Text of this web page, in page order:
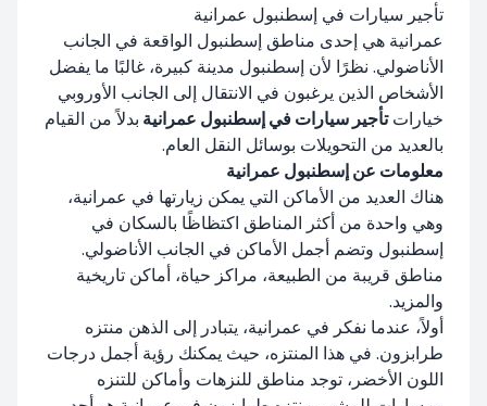
تأجير سيارات في إسطنبول عمرانية
عمرانية هي إحدى مناطق إسطنبول الواقعة في الجانب
الأناضولي. نظرًا لأن إسطنبول مدينة كبيرة، غالبًا ما يفضل
الأشخاص الذين يرغبون في الانتقال إلى الجانب الأوروبي
خياراتتأجير سيارات في إسطنبول عمرانية بدلاً من القيام
بالعديد من التحويلات بوسائل النقل العام.
معلومات عن إسطنبول عمرانية
هناك العديد من الأماكن التي يمكن زيارتها في عمرانية،
وهي واحدة من أكثر المناطق اكتظاظًا بالسكان في
إسطنبول وتضم أجمل الأماكن في الجانب الأناضولي.
مناطق قريبة من الطبيعة، مراكز حياة، أماكن تاريخية
والمزيد.
أولاً، عندما نفكر في عمرانية، يتبادر إلى الذهن منتزه
طرابزون. في هذا المنتزه، حيث يمكنك رؤية أجمل درجات
اللون الأخضر، توجد مناطق للنزهات وأماكن للتنزه